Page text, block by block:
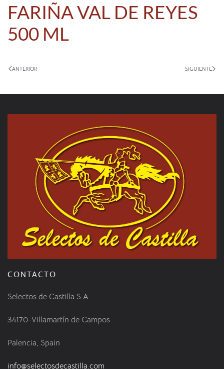
FARIÑA VAL DE REYES
500 ML
ANTERIOR SIGUIENTE
CONTACTO
Selectos de Castilla S.A
34170-Villamartín de Campos
Palencia, Spain
info@selectosdecastilla.com